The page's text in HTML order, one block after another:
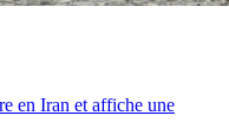
en Iran et affiche une